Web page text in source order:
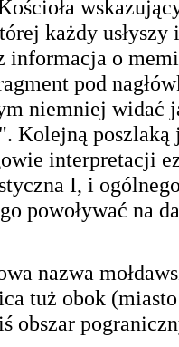
każdy
informacja o
pod
niemniej widać
Kolejną
interpretacji
I, i
powoływać na
nazwa
tuż obok
obszar